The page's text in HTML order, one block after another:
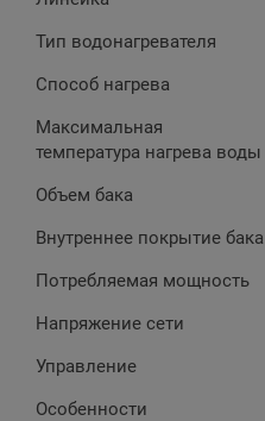
Тип водонагревателя
Способ нагрева
Максимальная
температура нагрева воды
Объем бака
Внутреннее покрытие бака
Потребляемая мощность
Напряжение сети
Управление
Особенности